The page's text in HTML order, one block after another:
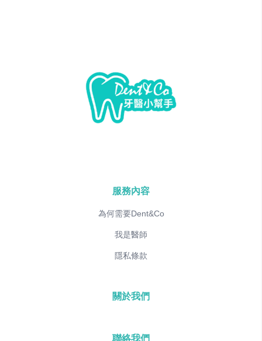
服務內容
為何需要Dent&Co
我是醫師
隱私條款
關於我們
聯絡我們